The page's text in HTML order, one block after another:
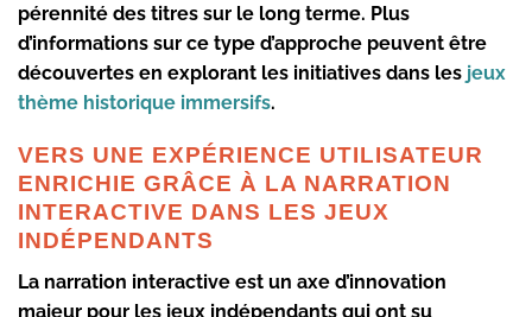
pérennité des titres sur le long terme. Plus
d’informations sur ce type d’approche peuvent être
découvertes en explorant les initiatives dans les jeux
thème historique immersifs.
VERS UNE EXPÉRIENCE UTILISATEUR
ENRICHIE GRÂCE À LA NARRATION
INTERACTIVE DANS LES JEUX
INDÉPENDANTS
La narration interactive est un axe d’innovation
majeur pour les jeux indépendants qui ont su